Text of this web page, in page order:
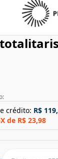
crédito: R$
X de R$ 23,98